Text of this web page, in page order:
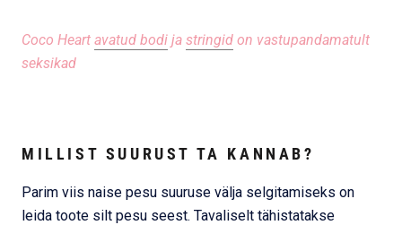
Coco Heart avatud bodi ja stringid on vastupandamatult
seksikad
MILLIST SUURUST TA KANNAB?
Parim viis naise pesu suuruse välja selgitamiseks on
leida toote silt pesu seest. Tavaliselt tähistatakse